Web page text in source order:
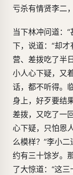
亏杀有情贤李二
当下林冲问道：
下，说道：“却
营、差拨吃了半
小人心下疑，又
话，都不听得。
身上，好歹要结
差拨，又吃了一
心下疑，只怕恩
么模样？”李小二
约有三十馀岁。
了大惊道：“这